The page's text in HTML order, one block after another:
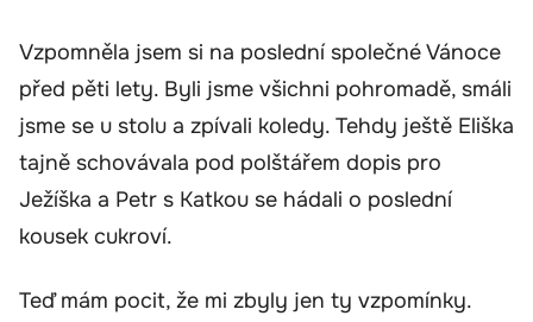
Vzpomněla jsem si na poslední společné Vánoce
před pěti lety. Byli jsme všichni pohromadě, smáli
jsme se u stolu a zpívali koledy. Tehdy ještě Eliška
tajně schovávala pod polštářem dopis pro
Ježíška a Petr s Katkou se hádali o poslední
kousek cukroví.
Teď mám pocit, že mi zbyly jen ty vzpomínky.